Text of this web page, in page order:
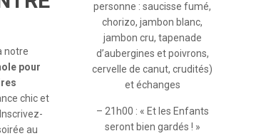
notre
pour
chic et
au
personne : saucisse fumé,
chorizo, jambon blanc,
jambon cru, tapenade
d’aubergines et poivrons,
cervelle de canut, crudités)
et échanges
– 21h00 : « Et les Enfants
seront bien gardés ! »